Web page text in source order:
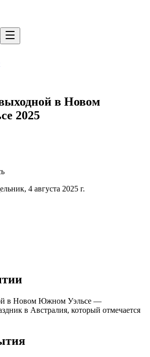
в Новом
2025
4 августа 2025 г.
в Новом Южном Уэльсе —
в Австралия, который отмечается